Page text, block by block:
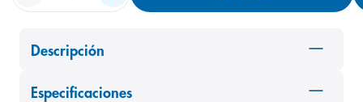
Descripción
Especificaciones
bioderma
8. panolini